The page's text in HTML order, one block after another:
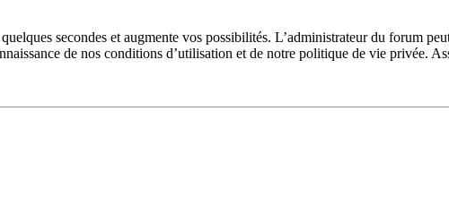
secondes et augmente vos possibilités. L’administrateur du forum
de nos conditions d’utilisation et de notre politique de vie privée.